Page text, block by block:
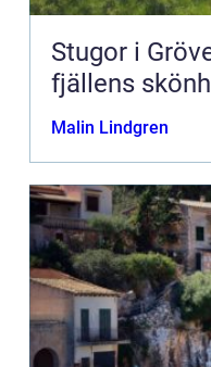
Stugor i
fjällens
Malin Lindgren